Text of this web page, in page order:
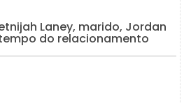
Laney, marido, Jordan
do relacionamento